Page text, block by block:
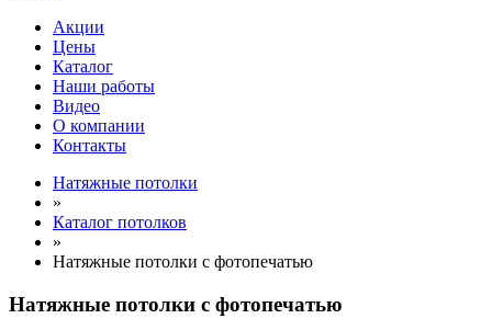
Акции
Цены
Каталог
Наши работы
Видео
О компании
Контакты
Натяжные потолки
»
Каталог потолков
»
Натяжные потолки с фотопечатью
Натяжные потолки с фотопечатью